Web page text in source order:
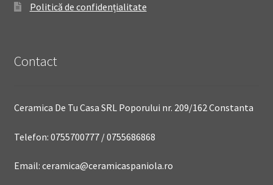
Politică de confidențialitate
Contact
Ceramica De Tu Casa SRL Poporului nr. 209/162 Constanta
Telefon: 0755700777 / 0755686868
Email: ceramica@ceramicaspaniola.ro